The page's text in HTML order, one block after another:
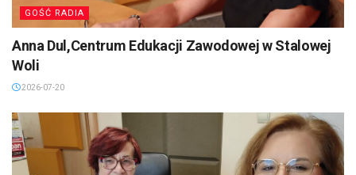
GOŚĆ RADIA
Anna Dul,Centrum Edukacji Zawodowej w Stalowej
Woli
2026-07-20